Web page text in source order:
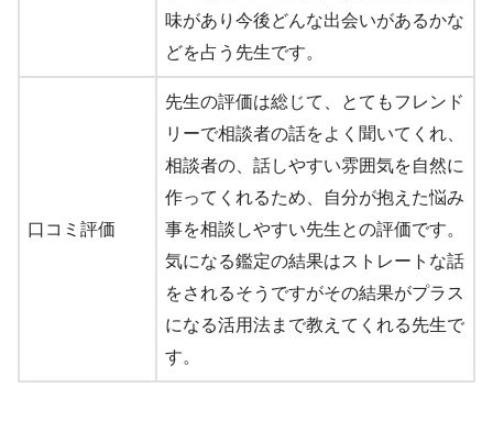
味があり今後どんな出会いがあるかな
どを占う先生です。
口コミ評価
先生の評価は総じて、とてもフレンド
リーで相談者の話をよく聞いてくれ、
相談者の、話しやすい雰囲気を自然に
作ってくれるため、自分が抱えた悩み
事を相談しやすい先生との評価です。
気になる鑑定の結果はストレートな話
をされるそうですがその結果がプラス
になる活用法まで教えてくれる先生で
す。